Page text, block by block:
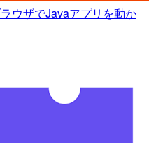
ウザでJavaアプリを動か